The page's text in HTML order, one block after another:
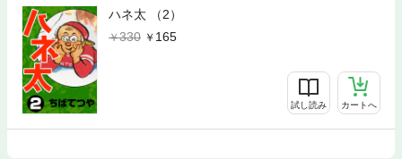
ハネ太 （2）
330
165
試し読み カートへ